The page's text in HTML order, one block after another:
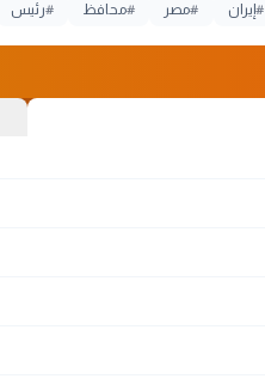
#إيران #مصر #محافظ #رئيس